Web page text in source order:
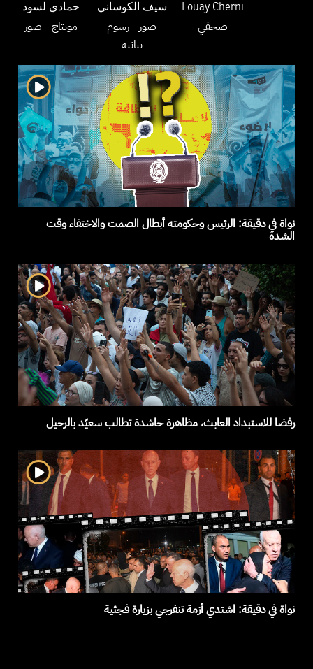
حمادي لسود
مونتاج- صور
سيف الكوساني
صور - رسوم
بيانية
Louay Cherni
صحفي
نواة في دقيقة: الرئيس وحكومته أبطال الصمت والاختفاء وقت
الشدة
رفضا للاستبداد العابث، مظاهرة حاشدة تطالب سعيّد بالرحيل
نواة في دقيقة: اشتدي أزمة تنفرجي بزيارة فجئية